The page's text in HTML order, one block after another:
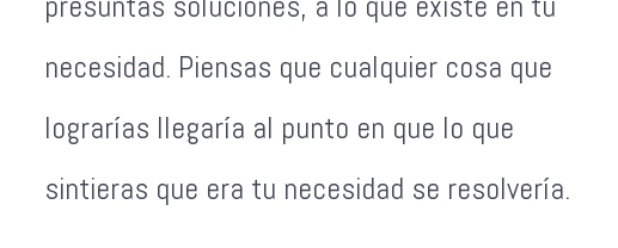
necesidad. Piensas que cualquier cosa que
lograrías llegaría al punto en que lo que
sintieras que era tu necesidad se resolvería.